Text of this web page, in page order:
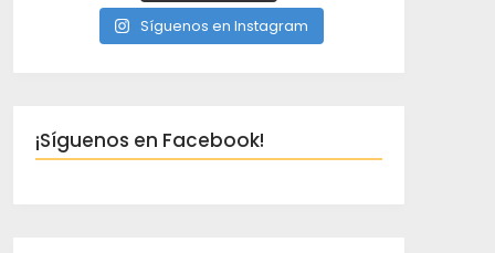
Síguenos en Instagram
¡Síguenos en Facebook!